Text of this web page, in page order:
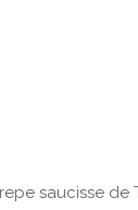
saucisse de